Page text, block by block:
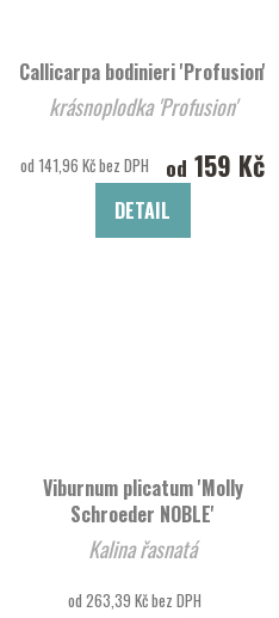
Callicarpa bodinieri 'Profusion'
krásnoplodka 'Profusion'
od 141,96 Kč bez DPH od 159 Kč
DETAIL
Viburnum plicatum 'Molly
Schroeder NOBLE'
Kalina řasnatá
od 263,39 Kč bez DPH